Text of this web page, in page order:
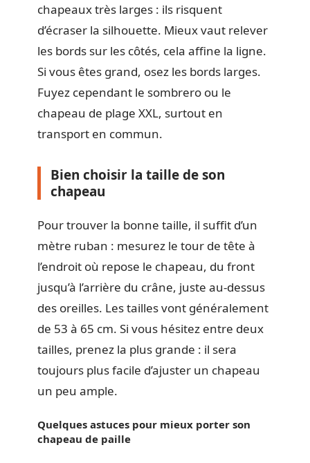
chapeaux très larges : ils risquent
d’écraser la silhouette. Mieux vaut relever
les bords sur les côtés, cela affine la ligne.
Si vous êtes grand, osez les bords larges.
Fuyez cependant le sombrero ou le
chapeau de plage XXL, surtout en
transport en commun.
Bien choisir la taille de son
chapeau
Pour trouver la bonne taille, il suffit d’un
mètre ruban : mesurez le tour de tête à
l’endroit où repose le chapeau, du front
jusqu’à l’arrière du crâne, juste au-dessus
des oreilles. Les tailles vont généralement
de 53 à 65 cm. Si vous hésitez entre deux
tailles, prenez la plus grande : il sera
toujours plus facile d’ajuster un chapeau
un peu ample.
Quelques astuces pour mieux porter son
chapeau de paille